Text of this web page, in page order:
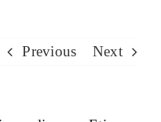
Previous Next